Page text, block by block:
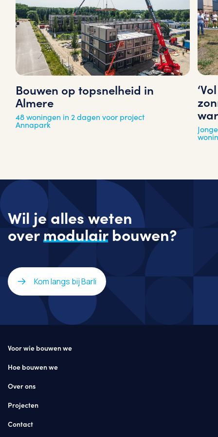
Bouwen op topsnelheid in
Almere
48 woningen in 2 dagen voor project
Annapark
Wil je alles weten
overmodulairbouwen?
Kom langs bij Barli
Voor wie bouwen we
Hoe bouwen we
Over ons
Projecten
Contact